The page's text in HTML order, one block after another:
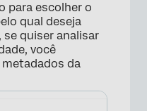
para escolher o
qual deseja
se quiser analisar
você
da